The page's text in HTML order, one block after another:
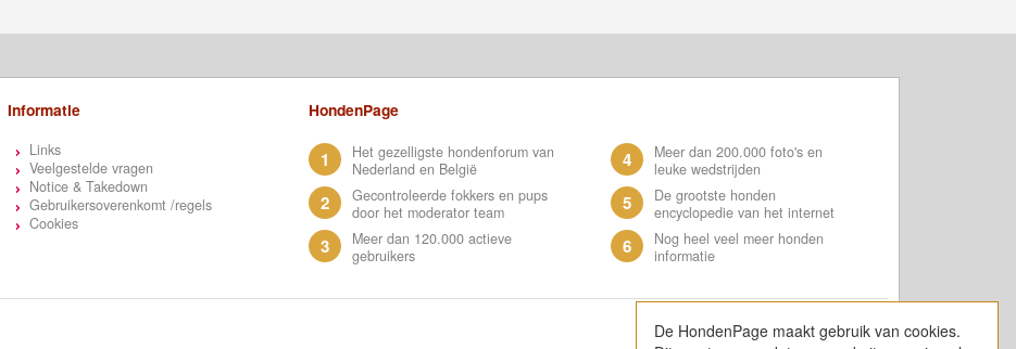
Informatie
Links
Veelgestelde vragen
Notice & Takedown
Gebruikersoverenkomt /regels
Cookies
HondenPage
1
Het gezelligste hondenforum van
Nederland en België
2
Gecontroleerde fokkers en pups
door het moderator team
3
Meer dan 120.000 actieve
gebruikers
4
Meer dan 200.000 foto's en
leuke wedstrijden
5
De grootste honden
encyclopedie van het internet
6
Nog heel veel meer honden
informatie
De HondenPage maakt gebruik van cookies.